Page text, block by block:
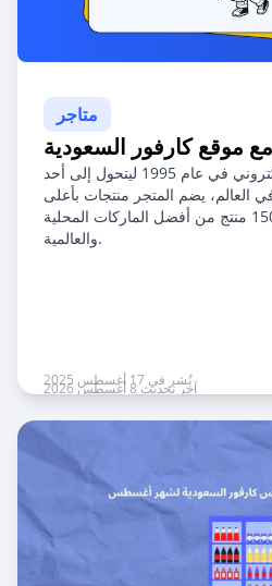
متاجر
موقع كارفور السعودية
انطلق متجر كارفور الإلكتروني في عام 1995 ليتحول إلى أحد
في العالم، يضم المتجر منتجات بأعلى
جودة يصل عددها إلى 15000 منتج من أفضل الماركات المحلية
والعالمية.
نُشر في 17 أغسطس 2025
آخر تحديث 8 أغسطس 2026